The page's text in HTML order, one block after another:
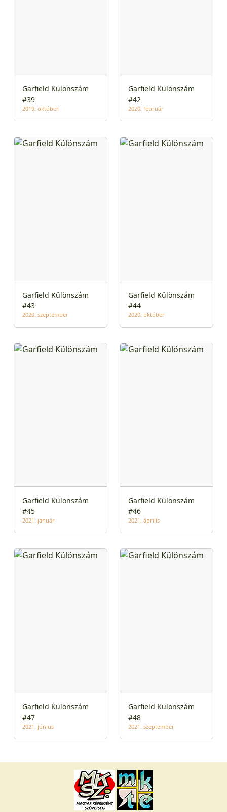
Garfield Különszám
#39
2019. október
Garfield Különszám
#42
2020. február
Garfield Különszám
#43
2020. szeptember
Garfield Különszám
#44
2020. október
Garfield Különszám
#45
2021. január
Garfield Különszám
#46
2021. április
Garfield Különszám
#47
2021. június
Garfield Különszám
#48
2021. szeptember